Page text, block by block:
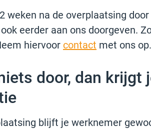
weken na de overplaatsing
eerder aan ons doorgeven.
hiervoor contact met ons op.
door, dan
blijft je werknemer